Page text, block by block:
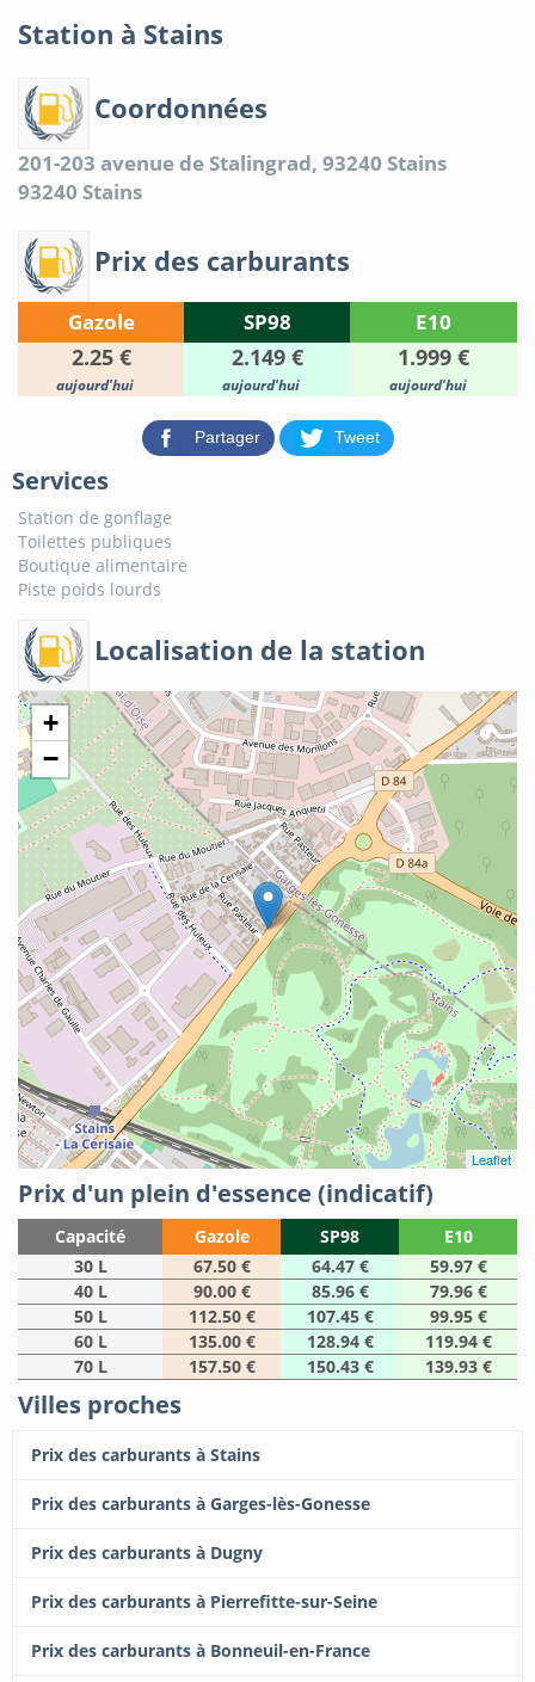
Station à Stains
Coordonnées
201-203 avenue de Stalingrad, 93240 Stains
93240 Stains
Prix des carburants
Gazole SP98 E10
2.25 € 2.149 € 1.999 €
aujourd'hui aujourd'hui aujourd'hui
Partager Tweet
Services
Station de gonflage
Toilettes publiques
Boutique alimentaire
Piste poids lourds
Localisation de la station
+
−
Leaflet
Prix d'un plein d'essence (indicatif)
Capacité Gazole SP98
E10
30 L
67.50 € 64.47 €
59.97 €
40 L
90.00 € 85.96 €
79.96 €
50 L
112.50 € 107.45 €
99.95 €
60 L
135.00 € 128.94 €
119.94 €
70 L
157.50 € 150.43 € 139.93 €
Villes proches
Prix des carburants à Stains
Prix des carburants à Garges-lès-Gonesse
Prix des carburants à Dugny
Prix des carburants à Pierrefitte-sur-Seine
Prix des carburants à Bonneuil-en-France